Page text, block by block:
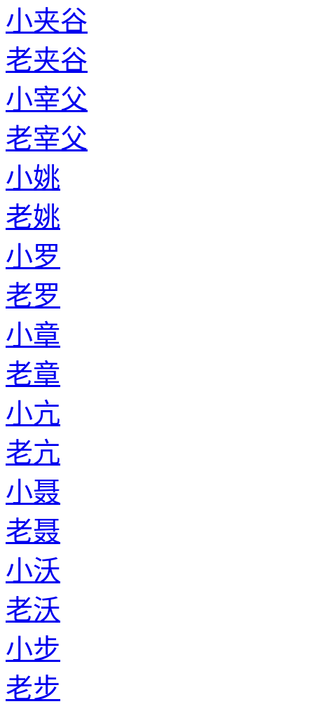
小夹谷
老夹谷
小宰父
老宰父
小姚
老姚
小罗
老罗
小章
老章
小亢
老亢
小聂
老聂
小沃
老沃
小步
老步